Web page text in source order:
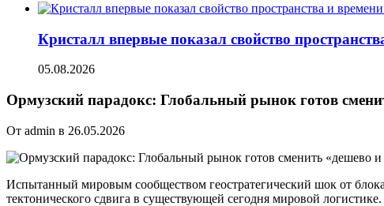
Кристалл впервые показал свойство
05.08.2026
Ормузский парадокс: Глобальный рынок готов
От admin в 26.05.2026
Испытанный мировым сообществом геостратегический шок от
тектонического сдвига в существующей сегодня мировой логистике.